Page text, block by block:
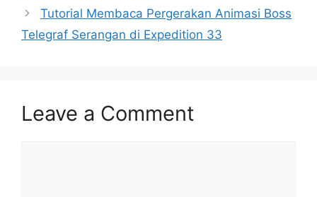
Tutorial Membaca Pergerakan Animasi Boss
Telegraf Serangan di Expedition 33
Leave a Comment